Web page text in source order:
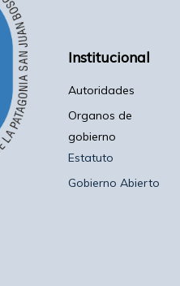
Institucional
Autoridades
Organos de
gobierno
Estatuto
Gobierno Abierto